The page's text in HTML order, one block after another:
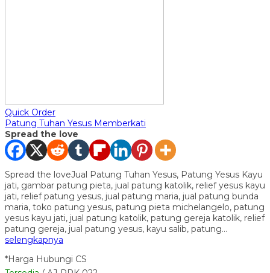
Quick Order
Patung Tuhan Yesus Memberkati
Spread the love
Spread the loveJual Patung Tuhan Yesus, Patung Yesus Kayu
jati, gambar patung pieta, jual patung katolik, relief yesus kayu
jati, relief patung yesus, jual patung maria, jual patung bunda
maria, toko patung yesus, patung pieta michelangelo, patung
yesus kayu jati, jual patung katolik, patung gereja katolik, relief
patung gereja, jual patung yesus, kayu salib, patung…
selengkapnya
*Harga Hubungi CS